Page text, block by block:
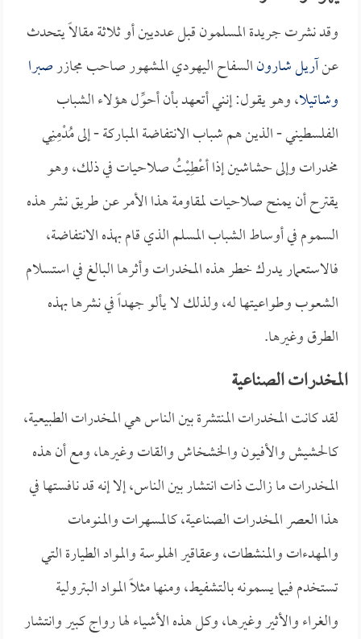
وقد نشرت جريدة المسلمون قبل عدديين أو ثلاثة مقالاً يتحدث
عنآريل شارونالسفاح اليهودي المشهور صاحب مجازرصبرا
وشاتيلا، وهو يقول: إنني أتعهد بأن أحوِّل هؤلاء الشباب
الفلسطيني - الذين هم شباب الانتفاضة المباركة - إلى مُدْمِنِي
مخدرات وإلى حشاشين إذا أعْطِيْتُ صلاحيات في ذلك، وهو
يقترح أن يمنح صلاحيات لمقاومة هذا الأمر عن طريق نشر هذه
السموم في أوساط الشباب المسلم الذي قام بهذه الانتفاضة،
فالاستعمار يدرك خطر هذه المخدرات وأثرها البالغ في استسلام
الشعوب وطواعيتها له، ولذلك لا يألو جهداً في نشرها بهذه
الطرق وغيرها.
المخدرات الصناعية
لقد كانت المخدرات المنتشرة بين الناس هي المخدرات الطبيعية،
كالحشيش والأفيون والخشخاش والقات وغيرها، ومع أن هذه
المخدرات ما زالت ذات انتشار بين الناس، إلا إنه قد نافستها في
هذا العصر المخدرات الصناعية، كالمسهرات والمنومات
والمهدءات والمنشطات، وعقاقير الهلوسة والمواد الطيارة التي
تستخدم فيما يسمونه بالتشفيط، ومنها مثلاً المواد البترولية
والغراء والأثير وغيرها، وكل هذه الأشياء لها رواج كبير وانتشار